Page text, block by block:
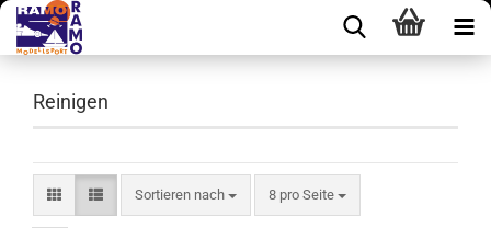
Reinigen
Sortieren nach
Sortieren nach 8 pro Seite
pro Seite